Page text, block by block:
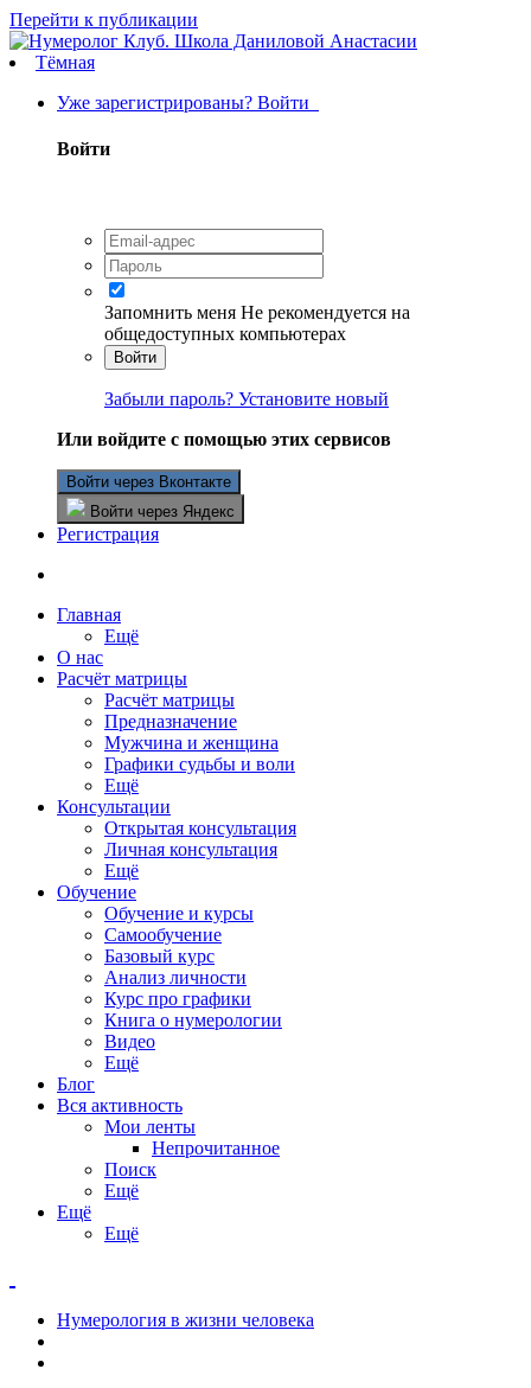
Перейти к публикации
Тёмная
Уже зарегистрированы? Войти
Войти
Запомнить меня Не рекомендуется на
общедоступных компьютерах
Войти
Забыли пароль? Установите новый
Или войдите с помощью этих сервисов
Войти через Вконтакте
Войти через Яндекс
Регистрация
Главная
Ещё
О нас
Расчёт матрицы
Расчёт матрицы
Предназначение
Мужчина и женщина
Графики судьбы и воли
Ещё
Консультации
Открытая консультация
Личная консультация
Ещё
Обучение
Обучение и курсы
Самообучение
Базовый курс
Анализ личности
Курс про графики
Книга о нумерологии
Видео
Ещё
Блог
Вся активность
Мои ленты
Непрочитанное
Поиск
Ещё
Ещё
Ещё
Нумерология в жизни человека